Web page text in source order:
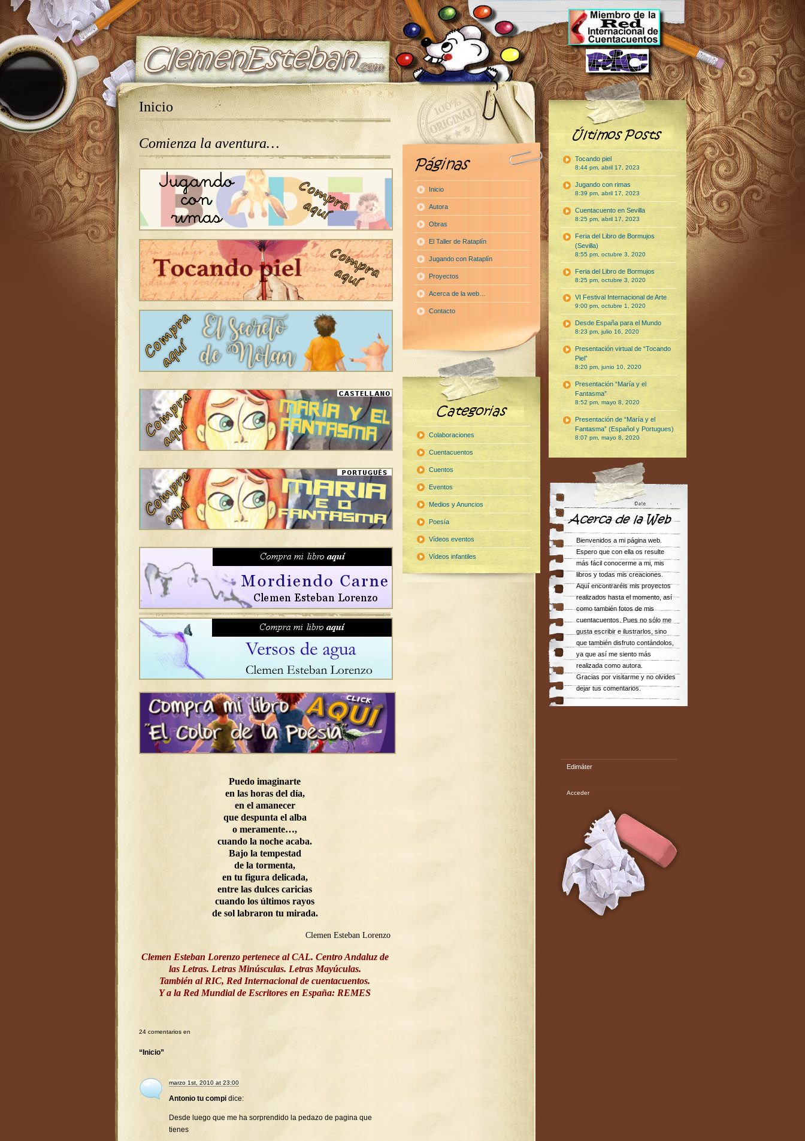
Inicio
Comienza la aventura…
Puedo imaginarte
en las horas del día,
en el amanecer
que despunta el alba
o meramente…,
cuando la noche acaba.
Bajo la tempestad
de la tormenta,
en tu figura delicada,
entre las dulces caricias
cuando los últimos rayos
de sol labraron tu mirada.
Clemen Esteban Lorenzo
Clemen Esteban Lorenzo pertenece al CAL. Centro Andaluz de
las Letras. Letras Minúsculas. Letras Mayúculas.
También al RIC, Red Internacional de cuentacuentos.
Y a la Red Mundial de Escritores en España: REMES
24 comentarios en
“Inicio”
marzo 1st, 2010 at 23:00
Antonio tu compi dice:
Desde luego que me ha sorprendido la pedazo de pagina que
tienes
Inicio
Autora
Obras
El Taller de Rataplín
Jugando con Rataplín
Proyectos
Acerca de la web…
Contacto
Colaboraciones
Cuentacuentos
Cuentos
Eventos
Medios y Anuncios
Poesía
Vídeos eventos
Vídeos infantiles
Tocando piel
8:44 pm, abril 17, 2023
Jugando con rimas
8:39 pm, abril 17, 2023
Cuentacuento en Sevilla
8:25 pm, abril 17, 2023
Feria del Libro de Bormujos
(Sevilla)
8:55 pm, octubre 3, 2020
Feria del Libro de Bormujos
8:25 pm, octubre 3, 2020
VI Festival Internacional de Arte
9:00 pm, octubre 1, 2020
Desde España para el Mundo
8:23 pm, julio 16, 2020
Presentación virtual de “Tocando
Piel”
8:20 pm, junio 10, 2020
Presentación “María y el
Fantasma”
8:52 pm, mayo 8, 2020
Presentación de “María y el
Fantasma” (Español y Portugues)
8:07 pm, mayo 8, 2020
Bienvenidos a mi página web.
Espero que con ella os resulte
más fácil conocerme a mi, mis
libros y todas mis creaciones.
Aquí encontraréis mis proyectos
realizados hasta el momento, así
como también fotos de mis
cuentacuentos. Pues no sólo me
gusta escribir e ilustrarlos, sino
que también disfruto contándolos,
ya que así me siento más
realizada como autora.
Gracias por visitarme y no olvides
dejar tus comentarios.
Edimáter
Acceder